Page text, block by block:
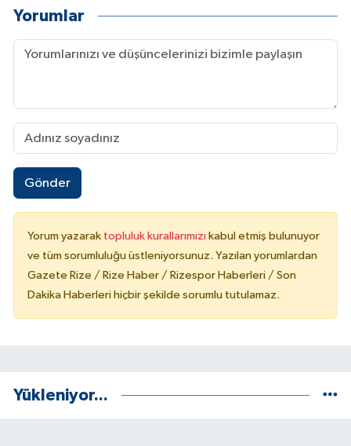
Yorumlar
Gönder
Yorum yazarak topluluk kurallarımızı kabul etmiş bulunuyor
ve tüm sorumluluğu üstleniyorsunuz. Yazılan yorumlardan
Gazete Rize / Rize Haber / Rizespor Haberleri / Son
Dakika Haberleri hiçbir şekilde sorumlu tutulamaz.
Yükleniyor...